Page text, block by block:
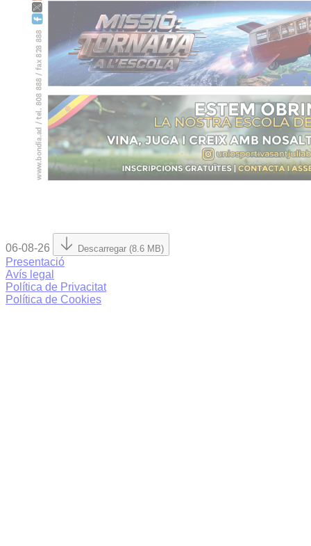
06-08-26 Descarregar (8.6 MB)
Presentació
Avís legal
Política de Privacitat
Política de Cookies